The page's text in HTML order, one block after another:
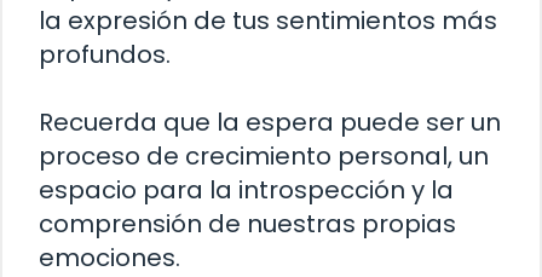
la expresión de tus sentimientos más
profundos.
Recuerda que la espera puede ser un
proceso de crecimiento personal, un
espacio para la introspección y la
comprensión de nuestras propias
emociones.